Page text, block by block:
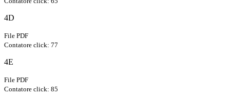
4D
File PDF
Contatore click: 77
4E
File PDF
Contatore click: 85